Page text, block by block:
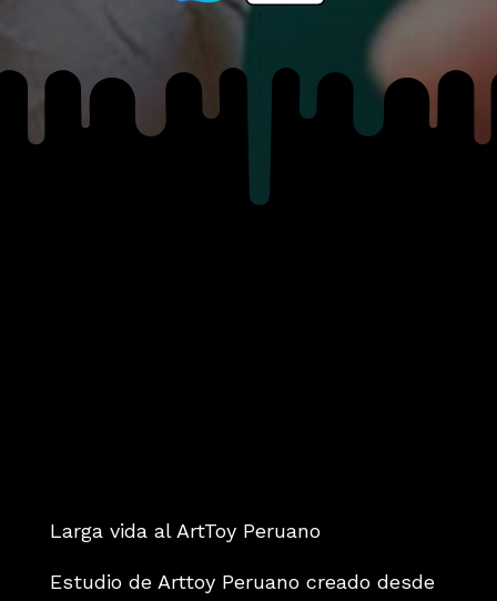
Larga vida al ArtToy Peruano
Estudio de Arttoy Peruano creado desde